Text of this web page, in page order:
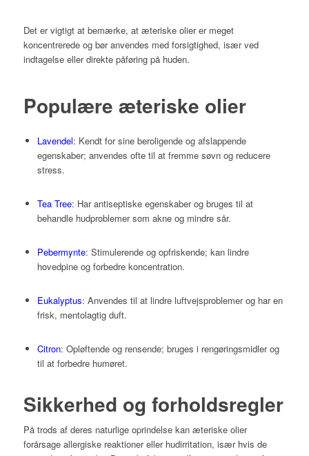
Det er vigtigt at bemærke, at æteriske olier er meget
koncentrerede og bør anvendes med forsigtighed, især ved
indtagelse eller direkte påføring på huden.
Populære æteriske olier
Lavendel: Kendt for sine beroligende og afslappende
egenskaber; anvendes ofte til at fremme søvn og reducere
stress.
Tea Tree: Har antiseptiske egenskaber og bruges til at
behandle hudproblemer som akne og mindre sår.
Pebermynte: Stimulerende og opfriskende; kan lindre
hovedpine og forbedre koncentration.
Eukalyptus: Anvendes til at lindre luftvejsproblemer og har en
frisk, mentolagtig duft.
Citron: Opløftende og rensende; bruges i rengøringsmidler og
til at forbedre humøret.
Sikkerhed og forholdsregler
På trods af deres naturlige oprindelse kan æteriske olier
forårsage allergiske reaktioner eller hudirritation, især hvis de